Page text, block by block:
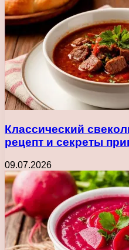
Классический
рецепт и секреты
09.07.2026